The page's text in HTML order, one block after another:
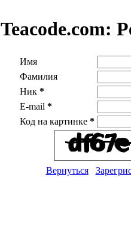
Teacode.com:
Имя
Фамилия
Ник *
E-mail *
Код на картинке *
Вернуться